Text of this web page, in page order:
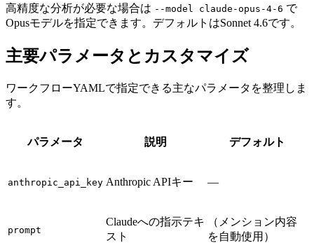
高精度な分析が必要な場合は --model claude-opus-4-6 で
Opusモデルを指定できます。デフォルトはSonnet 4.6です。
主要パラメータとカスタマイズ
ワークフローYAMLで指定できる主なパラメータを整理しま
す。
パラメータ 説明 デフォルト
anthropic_api_key Anthropic APIキー —
prompt
Claudeへの指示テキ
スト
（メンション内容
を自動使用）